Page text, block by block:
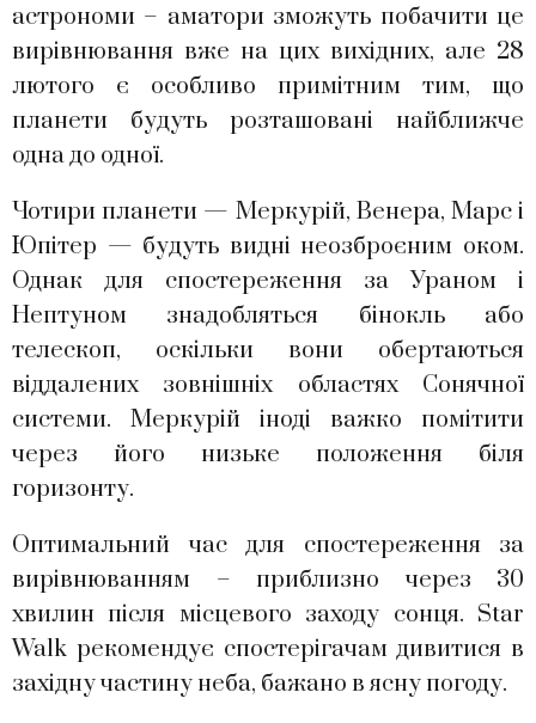
астрономи – аматори зможуть побачити це
вирівнювання вже на цих вихідних, але 28
лютого є особливо примітним тим, що
планети будуть розташовані найближче
одна до одної.
Чотири планети — Меркурій, Венера, Марс і
Юпітер — будуть видні неозброєним оком.
Однак для спостереження за Ураном і
Нептуном знадобляться бінокль або
телескоп, оскільки вони обертаються
віддалених зовнішніх областях Сонячної
системи. Меркурій іноді важко помітити
через його низьке положення біля
горизонту.
Оптимальний час для спостереження за
вирівнюванням – приблизно через 30
хвилин після місцевого заходу сонця. Star
Walk рекомендує спостерігачам дивитися в
західну частину неба, бажано в ясну погоду.